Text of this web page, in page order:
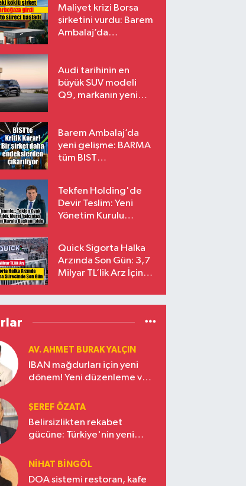
Maliyet krizi Borsa
şirketini vurdu: Barem
Ambalaj’da
Audi tarihinin en
büyük SUV modeli
Q9, markanın yeni
Barem Ambalaj’da
yeni gelişme: BARMA
tüm BIST
Tekfen Holding'de
Devir Teslim: Yeni
Yönetim Kurulu
Quick Sigorta Halka
Arzında Son Gün: 3,7
Milyar TL’lik Arz İçin
Eriyor
AV. AHMET BURAK YALÇIN
IBAN mağdurları için yeni
dönem! Yeni düzenleme ve
ŞEREF ÖZATA
Belirsizlikten rekabet
gücüne: Türkiye'nin yeni
NIHAT BINGÖL
DOA sistemi restoran, kafe